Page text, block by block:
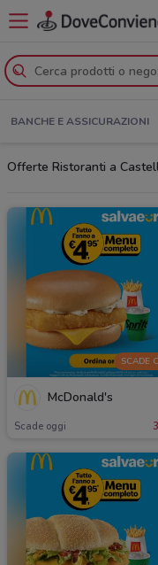
BANCHE E ASSICURAZIONI
Offerte Ristoranti a
SCADE
McDonald's
Scade oggi